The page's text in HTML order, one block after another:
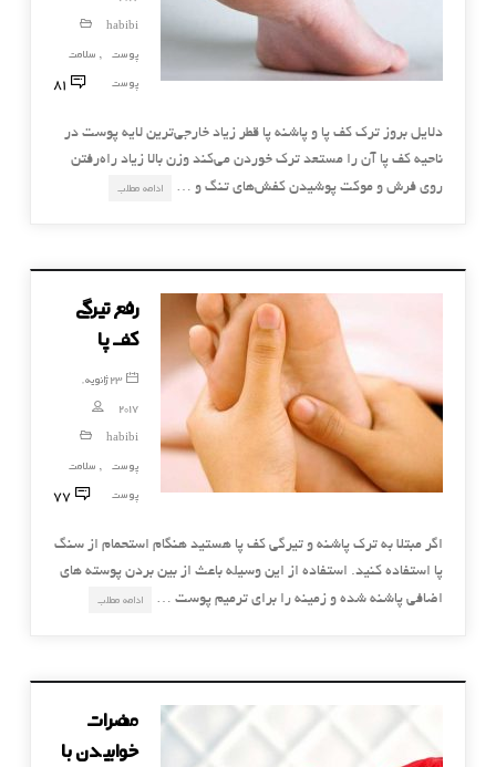
habibi
پوست
, سلامت
پوست
81
دلایل بروز ترک کف پا و پاشنه پا قطر زیاد خارجی‌ترین لایه پوست در
ناحیه کف پا آن را مستعد ترک خوردن می‌کند وزن بالا زیاد راه‌رفتن
روی فرش و موکت پوشیدن کفش‌های تنگ و …
ادامه مطلب
رفع تیرگی
کف پا
23 ژانویه,
2017
habibi
پوست
, سلامت
پوست
77
اگر مبتلا به ترک پاشنه و تیرگی کف پا هستید هنگام استحمام از سنگ
پا استفاده کنید. استفاده از این وسیله باعث از بین بردن پوسته های
اضافی پاشنه شده و زمینه را برای ترمیم پوست …
ادامه مطلب
مضرات
خوابیدن با